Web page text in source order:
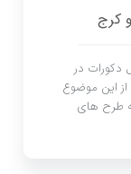
کرج
دکورات در
از این موضوع
طرح های